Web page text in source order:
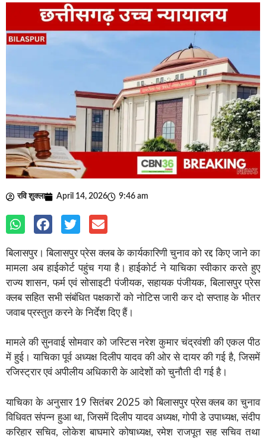
रवि शुक्ला April 14, 2026 9:46 am
बिलासपुर। बिलासपुर प्रेस क्लब के कार्यकारिणी चुनाव को रद्द किए जाने का
मामला अब हाईकोर्ट पहुंच गया है। हाईकोर्ट ने याचिका स्वीकार करते हुए
राज्य शासन, फर्म एवं सोसाइटी पंजीयक, सहायक पंजीयक, बिलासपुर प्रेस
क्लब सहित सभी संबंधित पक्षकारों को नोटिस जारी कर दो सप्ताह के भीतर
जवाब प्रस्तुत करने के निर्देश दिए हैं।
मामले की सुनवाई सोमवार को जस्टिस नरेश कुमार चंद्रवंशी की एकल पीठ
में हुई। याचिका पूर्व अध्यक्ष दिलीप यादव की ओर से दायर की गई है, जिसमें
रजिस्ट्रार एवं अपीलीय अधिकारी के आदेशों को चुनौती दी गई है।
याचिका के अनुसार 19 सितंबर 2025 को बिलासपुर प्रेस क्लब का चुनाव
विधिवत संपन्न हुआ था, जिसमें दिलीप यादव अध्यक्ष, गोपी डे उपाध्यक्ष, संदीप
करिहार सचिव, लोकेश बाघमारे कोषाध्यक्ष, रमेश राजपूत सह सचिव तथा